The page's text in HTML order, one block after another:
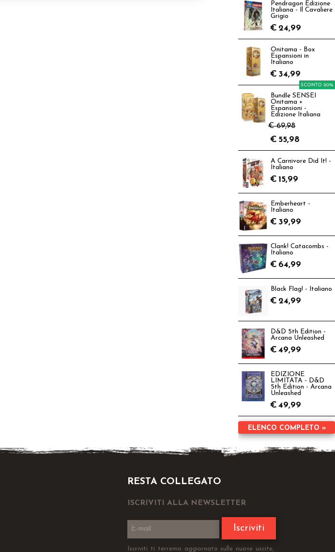
Pendragon Edizione
Italiana - Il Cavaliere
Grigio
€ 24,99
Onitama - Box
Espansioni in
Italiano
€ 34,99
Bundle SENSEI
Onitama +
Espansioni -
Edizione Italiana
€ 69,98
SCONTO 20%
€ 55,98
A Carnivore Did It! -
Italiano
€ 15,99
Emberheart -
Italiano
€ 39,99
Clank! Catacombs -
Italiano
€ 64,99
Black Flag! - Italiano
€ 24,99
D&D 5th Edition -
Arcana Unleashed
€ 49,99
EDIZIONE
LIMITATA - D&D
5th Edition - Arcana
Unleashed
€ 49,99
ELENCO COMPLETO »
RESTA COLLEGATO
ISCRIVITI ALLA NEWSLETTER
Iscriviti
Iscriviti ti terremo aggiornato sulle nuove uscite,